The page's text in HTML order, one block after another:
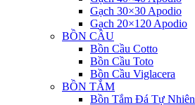
Gạch 30×30 Apodio
Gạch 20×120 Apodio
BỒN CẦU
Bồn Cầu Cotto
Bồn Cầu Toto
Bồn Cầu Viglacera
BỒN TẮM
Bồn Tắm Đá Tự Nhiên